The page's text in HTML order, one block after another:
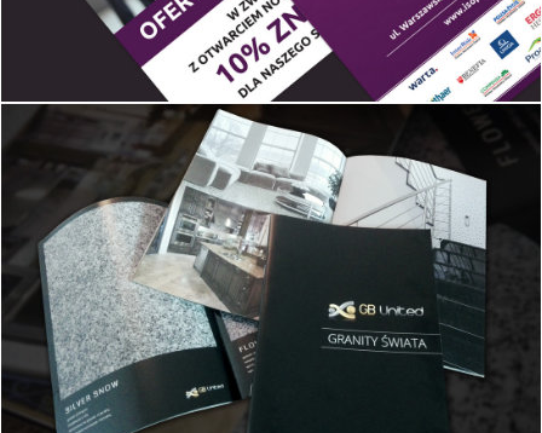
Diablo palety
Kreacja wizerunku: papier firmowy, karta biznesowe, karta pcv.